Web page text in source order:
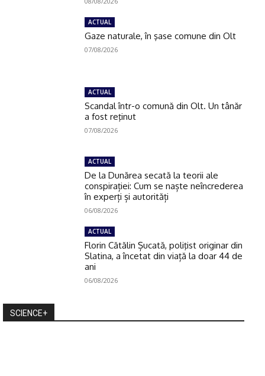
ACTUAL
Gaze naturale, în şase comune din Olt
07/08/2026
ACTUAL
Scandal într-o comună din Olt. Un tânăr
a fost reţinut
07/08/2026
ACTUAL
De la Dunărea secată la teorii ale
conspirației: Cum se naște neîncrederea
în experți și autorități
06/08/2026
ACTUAL
Florin Cătălin Șucată, poliţist originar din
Slatina, a încetat din viață la doar 44 de
ani
06/08/2026
SCIENCE+